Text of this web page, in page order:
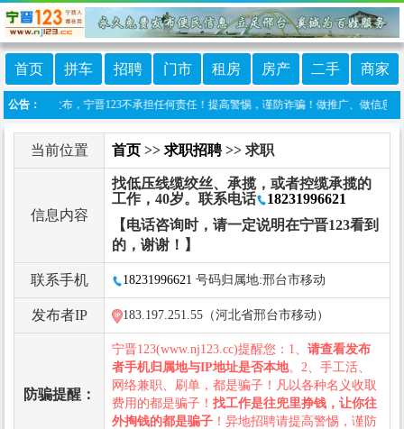
首页 拼车 招聘 门市 租房 房产 二手 商家
公告：
友自行发布，宁晋123不承担任何责任！提高警惕，谨防诈骗！做推广、做信息置
当前位置 首页 >> 求职招聘>> 求职
信息内容
找低压线缆绞丝、承揽，或者控缆承揽的
工作，40岁。联系电话
18231996621
【电话咨询时，请一定说明在宁晋123看到
的，谢谢！】
联系手机 18231996621 号码归属地:邢台市移动
发布者IP 183.197.251.55（河北省邢台市移动）
防骗提醒：
宁晋123(www.nj123.cc)提醒您：1、 请查看发布
者手机归属地与IP地址是否本地。2、手工活、
网络兼职、刷单，都是骗子！凡以各种名义收取
费用的都是骗子！ 找工作是往兜里挣钱，让你往
外掏钱的都是骗子 ！异地招聘请提高警惕，谨防